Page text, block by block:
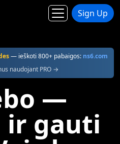
Sign Up
— ieškoti 800+ pabaigos: ns6.com
naudojant PRO →
—
ir gauti